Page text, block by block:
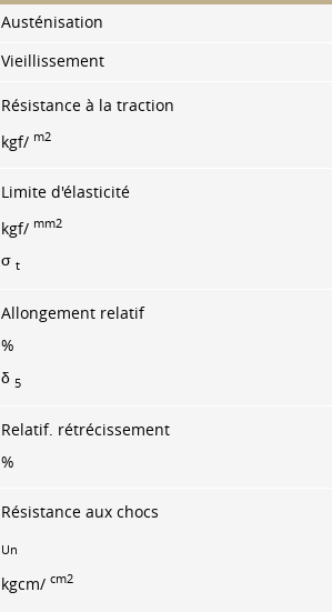
Austénisation
Vieillissement
Résistance à la traction
kgf/ m2
Limite d'élasticité
kgf/ mm2
σ t
Allongement relatif
%
δ 5
Relatif. rétrécissement
%
Résistance aux chocs
Un
kgcm/ cm2